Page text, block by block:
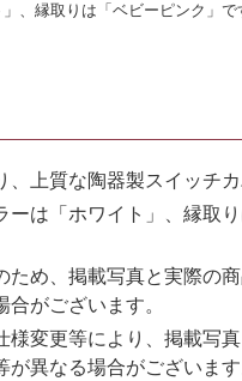
、縁取りは「ベビーピンク」で
、上質な陶器製スイッチカ
ーは「ホワイト」、縁取
ため、掲載写真と実際の
合がございます。
様変更等により、掲載写
が異なる場合がございます